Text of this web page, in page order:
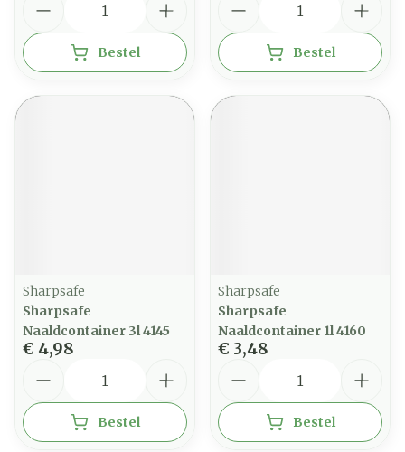
Bestel Bestel
Sharpsafe
Sharpsafe
Naaldcontainer 3l 4145
€ 4,98
Bestel
Sharpsafe
Sharpsafe
Naaldcontainer 1l 4160
€ 3,48
Bestel